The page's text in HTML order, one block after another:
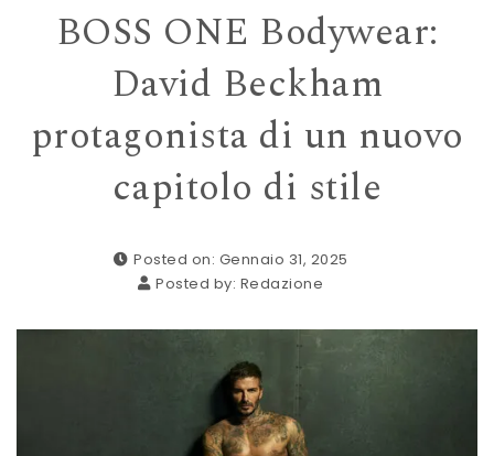
BOSS ONE Bodywear:
David Beckham
protagonista di un nuovo
capitolo di stile
Posted on: Gennaio 31, 2025
Posted by: Redazione